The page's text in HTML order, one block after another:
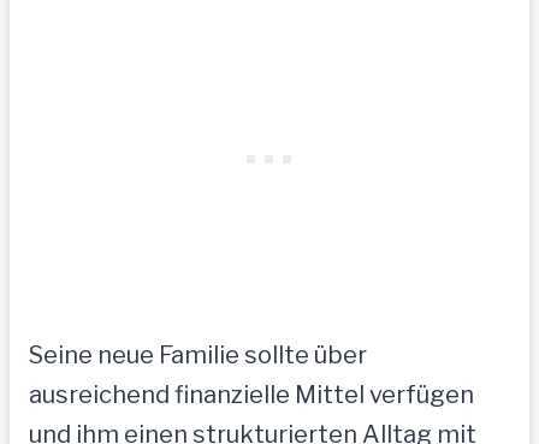
Seine neue Familie sollte über
ausreichend finanzielle Mittel verfügen
und ihm einen strukturierten Alltag mit